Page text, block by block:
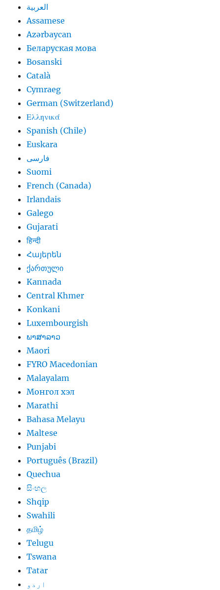
العربية
Assamese
Azərbaycan
Беларуская мова
Bosanski
Català
Cymraeg
German (Switzerland)
Ελληνικά
Spanish (Chile)
Euskara
فارسی
Suomi
French (Canada)
Irlandais
Galego
Gujarati
हिन्दी
Հայերեն
ქართული
Kannada
Central Khmer
Konkani
Luxembourgish
ພາສາລາວ
Maori
FYRO Macedonian
Malayalam
Монгол хэл
Marathi
Bahasa Melayu
Maltese
Punjabi
Português (Brazil)
Quechua
සිංහල
Shqip
Swahili
தமிழ்
Telugu
Tswana
Tatar
اردو